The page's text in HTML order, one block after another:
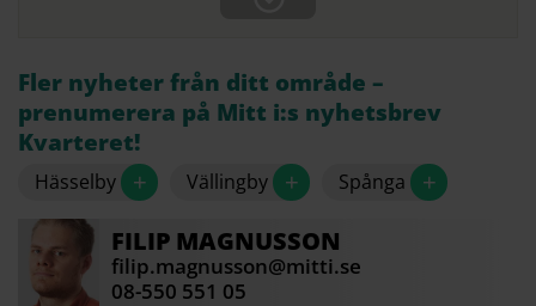
Fler nyheter från ditt område –
prenumerera på Mitt i:s nyhetsbrev
Kvarteret!
Hässelby + Vällingby + Spånga +
FILIP MAGNUSSON
filip.magnusson@mitti.se
08-550 551 05